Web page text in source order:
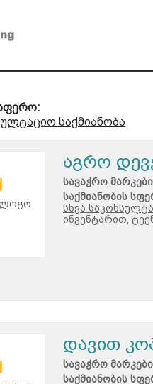
საქმიანობა
ლოგო
აგრო
სავაჭრო
საქმიანობის
სხვა
ინვენტარით,
დავით
სავაჭრო
საქმიანობის